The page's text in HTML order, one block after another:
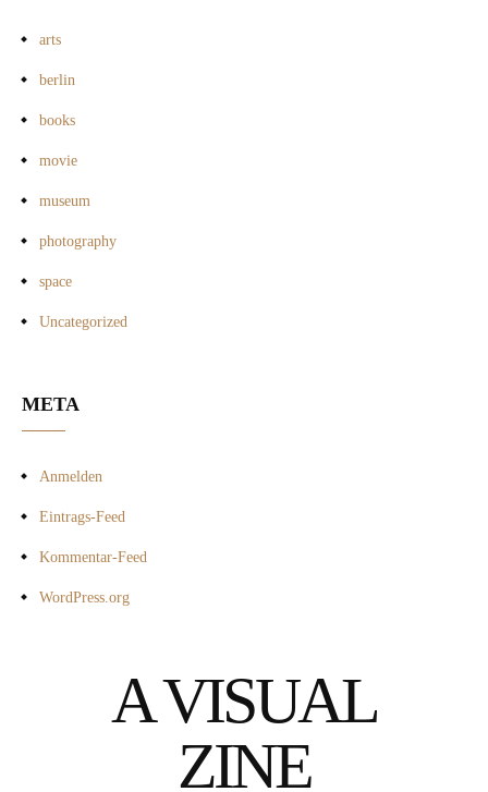
arts
berlin
books
movie
museum
photography
space
Uncategorized
META
Anmelden
Eintrags-Feed
Kommentar-Feed
WordPress.org
A VISUAL
ZINE